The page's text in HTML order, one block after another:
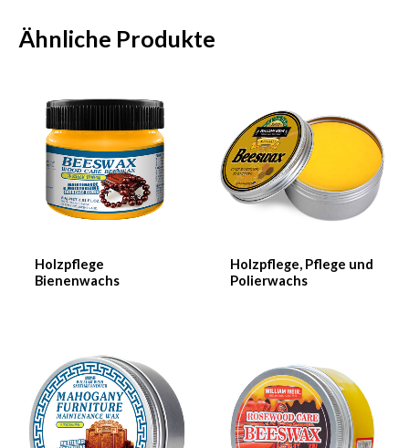
Ähnliche Produkte
Holzpflege
Bienenwachs
Holzpflege, Pflege und
Polierwachs